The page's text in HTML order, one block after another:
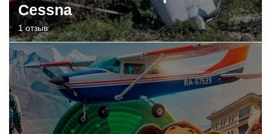
Cessna
1 отзыв